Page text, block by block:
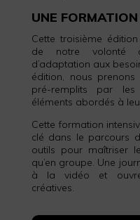
UNE
Cette troisième
de notre volonté
d’adaptation aux
édition, nous prenons
pré-remplits par les
éléments abordés à
Cette formation
clé dans le parcours
outils pour maîtriser
qu’en groupe. Une
à la vidéo et ouvre
créatives.